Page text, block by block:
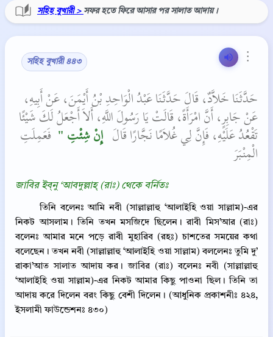
সহিহ বুখারী > সফর হতে ফিরে আসার পর সালাত আদায়।
⋮
সহিহ বুখারী ৪৪৩
حَدَّثَنَا خَلاَّدٌ، قَالَ حَدَّثَنَا عَبْدُ الْوَاحِدِ بْنُ أَيْمَنَ، عَنْ أَبِيهِ،
عَنْ جَابِرٍ، أَنَّ امْرَأَةً، قَالَتْ يَا رَسُولَ اللَّهِ، أَلاَ أَجْعَلُ لَكَ شَيْئًا
تَقْعُدُ عَلَيْهِ، فَإِنَّ لِي غُلاَمًا نَجَّارًا قَالَ ‏
‏ إِنْ شِئْتِ ‏" ‏‏‏ فَعَمِلَتِ
الْمِنْبَرَ‏‏
জাবির ইব্‌নু ‘আবদুল্লাহ্‌ (রাঃ) থেকে বর্নিতঃ
তিনি বলেনঃ আমি নবী (সাল্লাল্লাহু ‘আলাইহি ওয়া সাল্লাম)-এর
নিকট আসলাম। তিনি তখন মসজিদে ছিলেন। রাবী মিস’আর (রাঃ)
বলেনঃ আমার মনে পড়ে রাবী মুহারিব (রহঃ) চাশতের সময়ের কথা
বলেছেন। তখন নবী (সাল্লাল্লাহু ‘আলাইহি ওয়া সাল্লাম) বললেনঃ তুমি দু’
রাকা’আত সালাত আদায় কর। জাবির (রাঃ) বলেনঃ নবী (সাল্লাল্লাহু
‘আলাইহি ওয়া সাল্লাম)-এর নিকট আমার কিছু পাওনা ছিল। তিনি তা
আদায় করে দিলেন বরং কিছু বেশী দিলেন। (আধুনিক প্রকাশনীঃ ৪২৪,
ইসলামী ফাউন্ডেশনঃ ৪৩০)